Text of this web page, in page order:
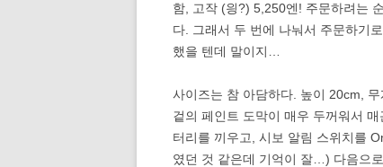
함, 고작 (읭?) 5,250엔! 주문하려는
다. 그래서 두 번에 나눠서 주문하기
했을 텐데 말이지…
사이즈는 참 아담하다. 높이 20cm,
겉의 페인트 도막이 매우 두꺼워서
터리를 끼우고, 시보 알림 스위치를
였던 것 같은데 기억이 잘…) 다음으